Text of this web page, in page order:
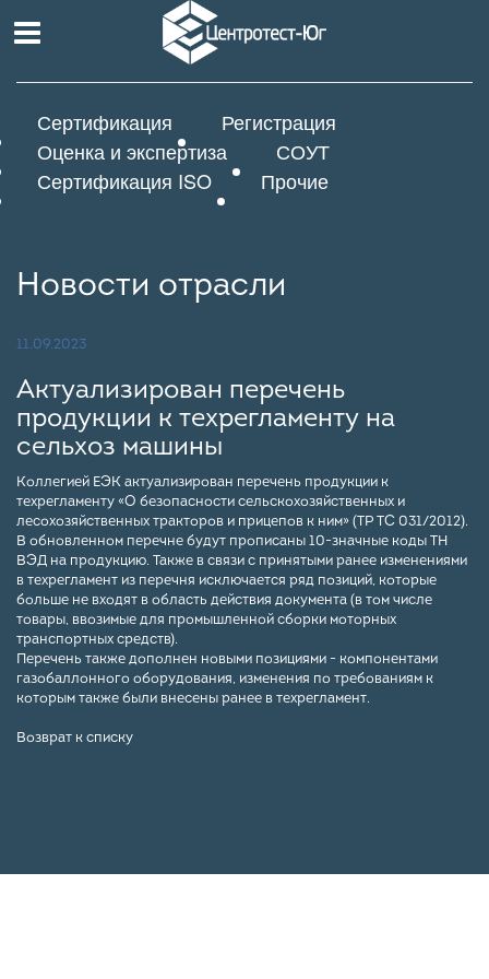
Сертификация
Регистрация
Оценка и экспертиза
СОУТ
Сертификация ISO
Прочие
Новости отрасли
11.09.2023
Актуализирован перечень
продукции к техрегламенту на
сельхоз машины
Коллегией ЕЭК актуализирован перечень продукции к
техрегламенту «О безопасности сельскохозяйственных и
лесохозяйственных тракторов и прицепов к ним» (ТР ТС 031/2012).
В обновленном перечне будут прописаны 10-значные коды ТН
ВЭД на продукцию. Также в связи с принятыми ранее изменениями
в техрегламент из перечня исключается ряд позиций, которые
больше не входят в область действия документа (в том числе
товары, ввозимые для промышленной сборки моторных
транспортных средств).
Перечень также дополнен новыми позициями - компонентами
газобаллонного оборудования, изменения по требованиям к
которым также были внесены ранее в техрегламент.
Возврат к списку